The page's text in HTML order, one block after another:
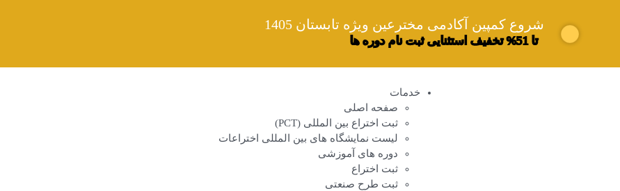
شروع کمپین آکادمی مخترعین ویژه تابستان 1405
تا 51% تخفیف استثنایی ثبت نام دوره ها
خدمات
صفحه اصلی
ثبت اختراع بین المللی (PCT)
لیست نمایشگاه های بین المللی اختراعات
دوره های آموزشی
ثبت اختراع
ثبت طرح صنعتی